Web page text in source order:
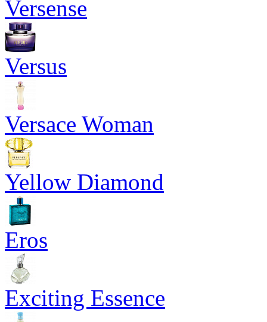
Versense
Versus
Versace Woman
Yellow Diamond
Eros
Exciting Essence